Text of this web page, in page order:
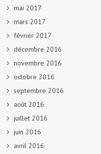
mai 2017
mars 2017
février 2017
décembre 2016
novembre 2016
octobre 2016
septembre 2016
août 2016
juillet 2016
juin 2016
avril 2016